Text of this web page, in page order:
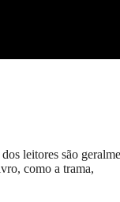
leitores são
como a trama,